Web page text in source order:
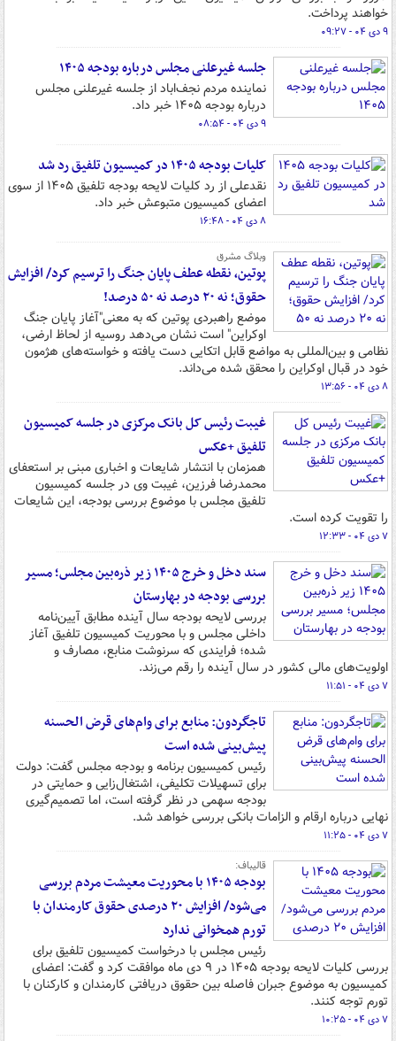
خواهند پرداخت.
۹ دی ۰۴ - ۰۹:۲۷
جلسه غیرعلنی مجلس درباره بودجه ۱۴۰۵
نماینده مردم نجف‌اباد از جلسه غیرعلنی مجلس
درباره بودجه ۱۴۰۵ خبر داد.
۹ دی ۰۴ - ۰۸:۵۴
کلیات بودجه ۱۴۰۵ در کمیسیون تلفیق رد شد
نقدعلی از رد کلیات لایحه بودجه تلفیق ۱۴۰۵ از سوی
اعضای کمیسیون متبوعش خبر داد.
۸ دی ۰۴ - ۱۶:۴۸
وبلاگ مشرق
پوتین، نقطه عطف پایان جنگ را ترسیم کرد/ افزایش
حقوق؛ نه ۲۰ درصد نه ۵۰ درصد!
موضع راهبردی پوتین که به معنی"آغاز پایان جنگ
اوکراین" است نشان می‌دهد روسیه از لحاظ ارضی،
نظامی و بین‌المللی به مواضع قابل اتکایی دست یافته و خواسته‌های هژمون
خود در قبال اوکراین را محقق شده می‌داند.
۸ دی ۰۴ - ۱۳:۵۶
غیبت رئیس کل بانک مرکزی در جلسه کمیسیون
تلفیق +عکس
همزمان با انتشار شایعات و اخباری مبنی بر استعفای
محمدرضا فرزین، غیبت وی در جلسه کمیسیون
تلفیق مجلس با موضوع بررسی بودجه، این شایعات
را تقویت کرده است.
۷ دی ۰۴ - ۱۲:۳۳
سند دخل و خرج ۱۴۰۵ زیر ذره‌بین مجلس؛ مسیر
بررسی بودجه در بهارستان
بررسی لایحه بودجه سال آینده مطابق آیین‌نامه
داخلی مجلس و با محوریت کمیسیون تلفیق آغاز
شده؛ فرایندی که سرنوشت منابع، مصارف و
اولویت‌های مالی کشور در سال آینده را رقم می‌زند.
۷ دی ۰۴ - ۱۱:۵۱
تاجگردون: منابع برای وام‌های قرض الحسنه
پیش‌بینی شده است
رئیس کمیسیون برنامه و بودجه مجلس گفت: دولت
برای تسهیلات تکلیفی، اشتغال‌زایی و حمایتی در
بودجه سهمی در نظر گرفته است، اما تصمیم‌گیری
نهایی درباره ارقام و الزامات بانکی بررسی خواهد شد.
۷ دی ۰۴ - ۱۱:۲۵
قالیباف:
بودجه ۱۴۰۵ با محوریت معیشت مردم بررسی
می‌شود/ افزایش ۲۰ درصدی حقوق کارمندان با
تورم همخوانی ندارد
رئیس مجلس با درخواست کمیسیون تلفیق برای
بررسی کلیات لایحه بودجه ۱۴۰۵ در ۹ دی ماه موافقت کرد و گفت: اعضای
کمیسیون به موضوع جبران فاصله بین حقوق دریافتی کارمندان و کارکنان با
تورم توجه کنند.
۷ دی ۰۴ - ۱۰:۲۵